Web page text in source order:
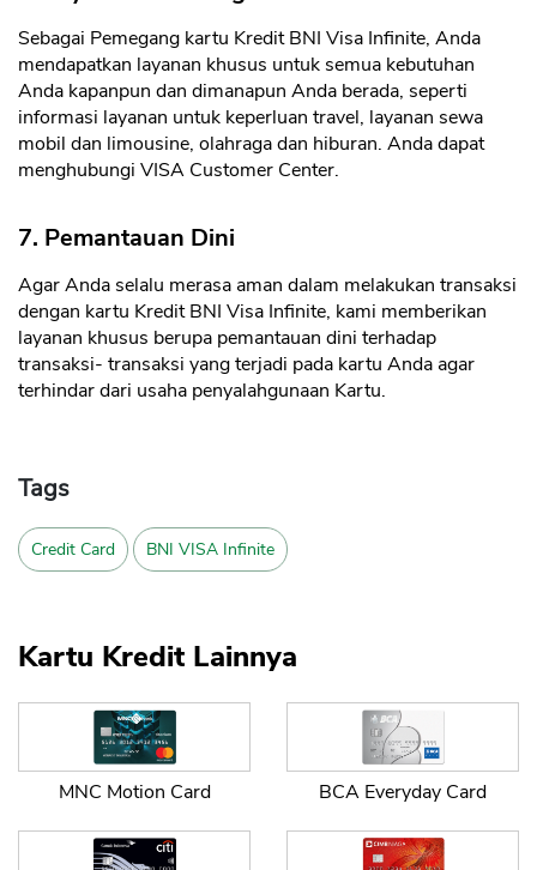
Sebagai Pemegang kartu Kredit BNI Visa Infinite, Anda
mendapatkan layanan khusus untuk semua kebutuhan
Anda kapanpun dan dimanapun Anda berada, seperti
informasi layanan untuk keperluan travel, layanan sewa
mobil dan limousine, olahraga dan hiburan. Anda dapat
menghubungi VISA Customer Center.
7. Pemantauan Dini
Agar Anda selalu merasa aman dalam melakukan transaksi
dengan kartu Kredit BNI Visa Infinite, kami memberikan
layanan khusus berupa pemantauan dini terhadap
transaksi- transaksi yang terjadi pada kartu Anda agar
terhindar dari usaha penyalahgunaan Kartu.
Tags
Credit Card BNI VISA Infinite
Kartu Kredit Lainnya
MNC Motion Card BCA Everyday Card
OK
CANCEL